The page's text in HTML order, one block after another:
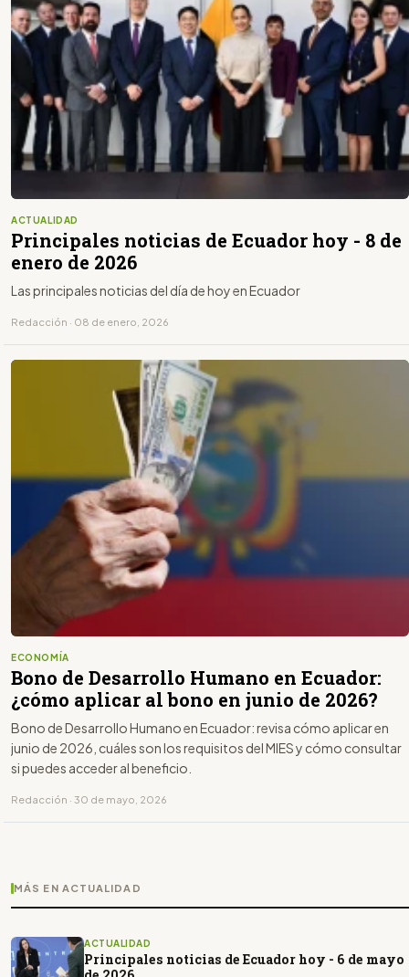
ACTUALIDAD
Principales noticias de Ecuador hoy - 8 de
enero de 2026
Las principales noticias del día de hoy en Ecuador
Redacción · 08 de enero, 2026
ECONOMÍA
Bono de Desarrollo Humano en Ecuador:
¿cómo aplicar al bono en junio de 2026?
Bono de Desarrollo Humano en Ecuador: revisa cómo aplicar en
junio de 2026, cuáles son los requisitos del MIES y cómo consultar
si puedes acceder al beneficio.
Redacción · 30 de mayo, 2026
MÁS EN ACTUALIDAD
ACTUALIDAD
Principales noticias de Ecuador hoy - 6 de mayo